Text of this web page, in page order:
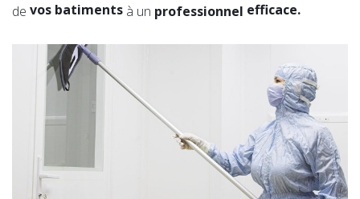
de vos batiments
vos combles
vos locaux
à un professionnel efficace.